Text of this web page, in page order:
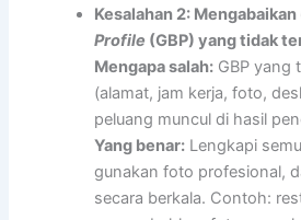
Kesalahan 2: Mengabaikan
Profile (GBP) yang tidak
Mengapa salah: GBP yang
(alamat, jam kerja, foto,
peluang muncul di hasil
Yang benar: Lengkapi
gunakan foto profesional,
secara berkala. Contoh: